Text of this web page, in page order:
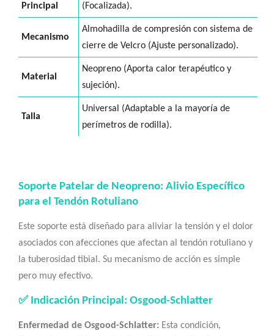
Principal
(Focalizada).
Mecanismo
Almohadilla de compresión con sistema de
cierre de Velcro (Ajuste personalizado).
Material
Neopreno (Aporta calor terapéutico y
sujeción).
Talla
Universal (Adaptable a la mayoría de
perímetros de rodilla).
Soporte Patelar de Neopreno: Alivio Específico
para el Tendón Rotuliano
Este soporte está diseñado para aliviar la tensión y el dolor
asociados con afecciones que afectan al tendón rotuliano y
la tuberosidad tibial. Su mecanismo de acción es simple
pero muy efectivo.
✅ Indicación Principal: Osgood-Schlatter
Enfermedad de Osgood-Schlatter: Esta condición,